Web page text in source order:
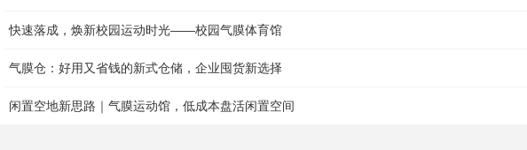
快速落成，焕新校园运动时光——校园气膜体育馆
气膜仓：好用又省钱的新式仓储，企业囤货新选择
闲置空地新思路｜气膜运动馆，低成本盘活闲置空间